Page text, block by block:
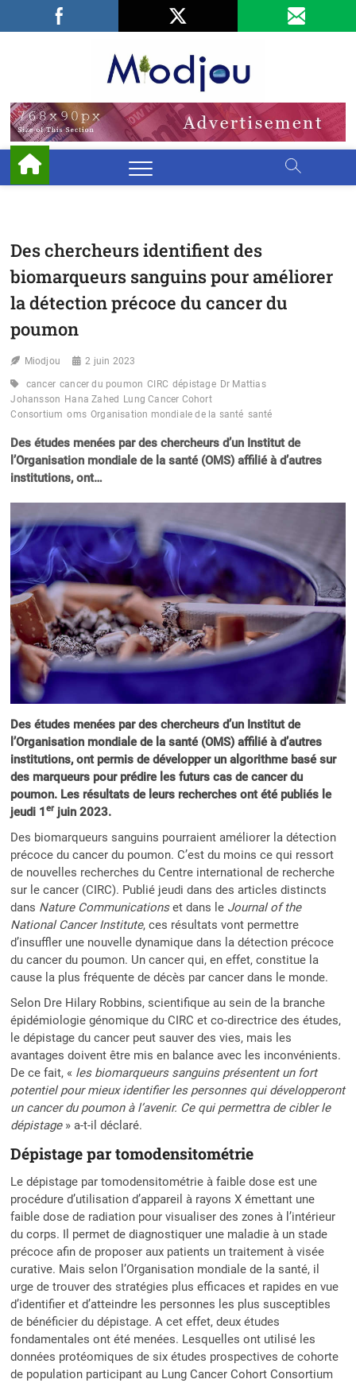
Facebook
LinkedIn
Des chercheurs identifient des
biomarqueurs sanguins pour améliorer
la détection précoce du cancer du
poumon
Miodjou 2 juin 2023
cancer cancer du poumon CIRC dépistage Dr Mattias
Johansson Hana Zahed
Lung Cancer Cohort
Consortium oms Organisation mondiale de la santé santé
Des études menées par des chercheurs d’un Institut de
l’Organisation mondiale de la santé (OMS) affilié à d’autres
institutions, ont…
Des études menées par des chercheurs d’un Institut de
l’Organisation mondiale de la santé (OMS) affilié à d’autres
institutions, ont permis de développer un algorithme basé sur
des marqueurs pour prédire les futurs cas de cancer du
poumon. Les résultats de leurs recherches ont été publiés le
jeudi 1er juin 2023.
Des biomarqueurs sanguins pourraient améliorer la détection
précoce du cancer du poumon. C’est du moins ce qui ressort
de nouvelles recherches du Centre international de recherche
sur le cancer (CIRC). Publié jeudi dans des articles distincts
dans Nature Communicationset dans le Journal of the
National Cancer Institute, ces résultats vont permettre
d’insuffler une nouvelle dynamique dans la détection précoce
du cancer du poumon. Un cancer qui, en effet, constitue la
cause la plus fréquente de décès par cancer dans le monde.
Selon Dre Hilary Robbins, scientifique au sein de la branche
épidémiologie génomique du CIRC et co-directrice des études,
le dépistage du cancer peut sauver des vies, mais les
avantages doivent être mis en balance avec les inconvénients.
De ce fait, « les biomarqueurs sanguins présentent un fort
potentiel pour mieux identifier les personnes qui développeront
un cancer du poumon à l’avenir. Ce qui permettra de cibler le
dépistage» a-t-il déclaré.
Dépistage par tomodensitométrie
Le dépistage par tomodensitométrie à faible dose est une
procédure d’utilisation d’appareil à rayons X émettant une
faible dose de radiation pour visualiser des zones à l’intérieur
du corps. Il permet de diagnostiquer une maladie à un stade
précoce afin de proposer aux patients un traitement à visée
curative. Mais selon l’Organisation mondiale de la santé, il
urge de trouver des stratégies plus efficaces et rapides en vue
d’identifier et d’atteindre les personnes les plus susceptibles
de bénéficier du dépistage. A cet effet, deux études
fondamentales ont été menées. Lesquelles ont utilisé les
données protéomiques de six études prospectives de cohorte
de population participant au Lung Cancer Cohort Consortium